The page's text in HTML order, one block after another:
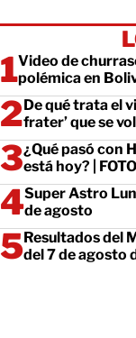
Video de
polémica en
De qué trata el
frater’ que se
¿Qué pasó con
está hoy? |
Super Astro
de agosto
Resultados del
del 7 de agosto